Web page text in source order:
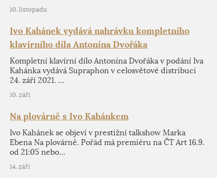
10. listopadu
Ivo Kahánek vydává nahrávku kompletního
klavírního díla Antonína Dvořáka
Kompletní klavírní dílo Antonína Dvořáka v podání Iva
Kahánka vydává Supraphon v celosvětové distribuci
24. září 2021. …
10. září
Na plovárně s Ivo Kahánkem
Ivo Kahánek se objeví v prestižní talkshow Marka
Ebena Na plovárně. Pořád má premiéru na ČT Art 16.9.
od 21:05 nebo…
14. září